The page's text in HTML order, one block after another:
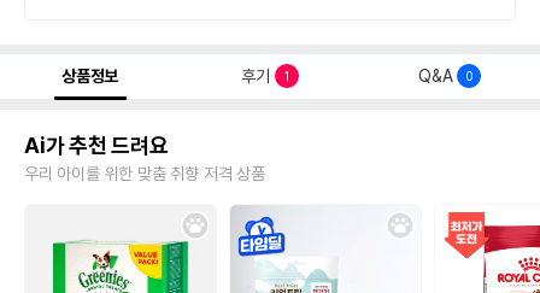
상품정보 후기 1 Q&A 0
Ai가 추천 드려요
우리 아이를 위한 맞춤 취향 저격 상품